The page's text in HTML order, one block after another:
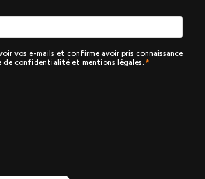
vos e-mails et confirme avoir pris connaissance
confidentialité et mentions légales.